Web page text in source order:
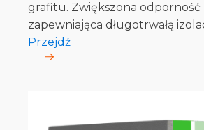
grafitu. Zwiększona odporność
zapewniająca długotrwałą
Przejdź